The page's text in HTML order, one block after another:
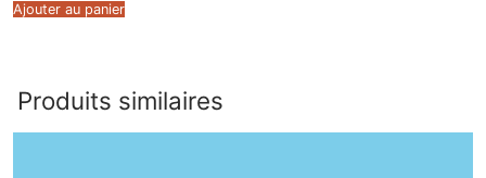
Ajouter au panier
Produits similaires